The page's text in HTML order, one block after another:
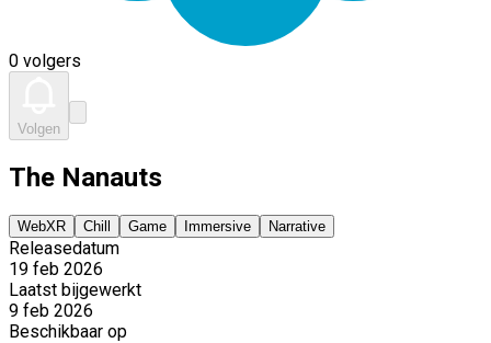
0 volgers
Volgen
The Nanauts
WebXR Chill Game Immersive Narrative
Releasedatum
19 feb 2026
Laatst bijgewerkt
9 feb 2026
Beschikbaar op